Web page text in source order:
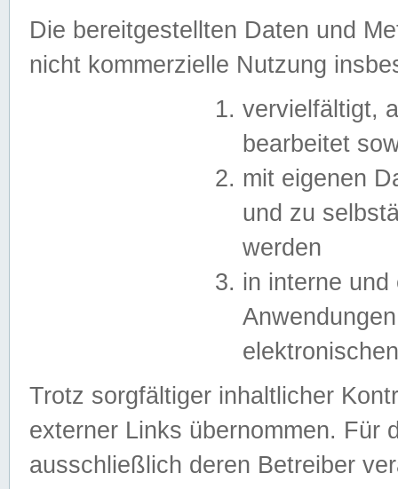
Die bereitgestellten Daten und
nicht kommerzielle Nutzung
vervielfältigt,
bearbeitet
mit eigenen
und zu
werden
in interne
Trotz sorgfältiger inhaltlicher
externer Links übernommen. Für
ausschließlich deren Betreiber